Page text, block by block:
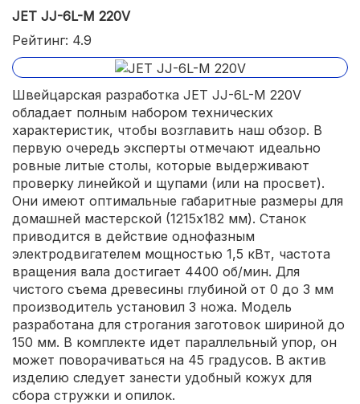
JET JJ-6L-M 220V
Рейтинг: 4.9
Швейцарская разработка JET JJ-6L-M 220V
обладает полным набором технических
характеристик, чтобы возглавить наш обзор. В
первую очередь эксперты отмечают идеально
ровные литые столы, которые выдерживают
проверку линейкой и щупами (или на просвет).
Они имеют оптимальные габаритные размеры для
домашней мастерской (1215х182 мм). Станок
приводится в действие однофазным
электродвигателем мощностью 1,5 кВт, частота
вращения вала достигает 4400 об/мин. Для
чистого съема древесины глубиной от 0 до 3 мм
производитель установил 3 ножа. Модель
разработана для строгания заготовок шириной до
150 мм. В комплекте идет параллельный упор, он
может поворачиваться на 45 градусов. В актив
изделию следует занести удобный кожух для
сбора стружки и опилок.